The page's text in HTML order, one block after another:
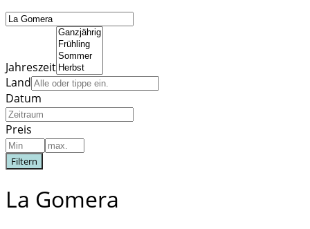
Jahreszeit
Land
Datum
Preis
Filtern
La Gomera